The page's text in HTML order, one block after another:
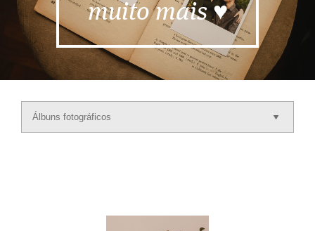
muito mais ♥